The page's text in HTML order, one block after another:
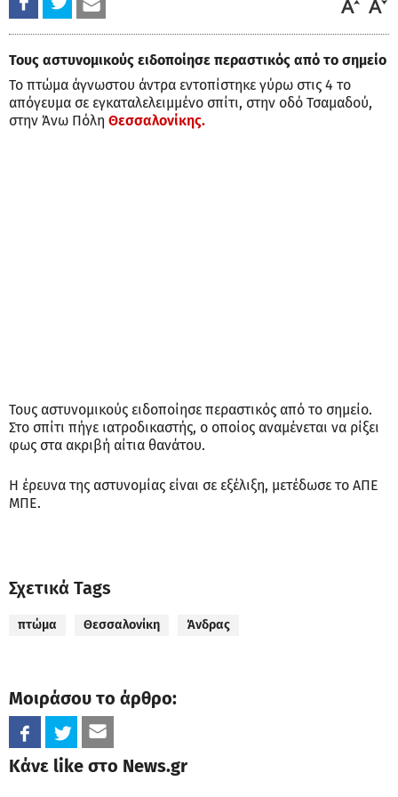
Τους αστυνομικούς ειδοποίησε περαστικός από το σημείο
Το πτώμα άγνωστου άντρα εντοπίστηκε γύρω στις 4 το
απόγευμα σε εγκαταλελειμμένο σπίτι, στην οδό Τσαμαδού,
στην Άνω Πόλη Θεσσαλονίκης.
Τους αστυνομικούς ειδοποίησε περαστικός από το σημείο.
Στο σπίτι πήγε ιατροδικαστής, ο οποίος αναμένεται να ρίξει
φως στα ακριβή αίτια θανάτου.
Η έρευνα της αστυνομίας είναι σε εξέλιξη, μετέδωσε το ΑΠΕ
ΜΠΕ.
Σχετικά Tags
πτώμα Θεσσαλονίκη Άνδρας
Μοιράσου το άρθρο:
Κάνε like στο News.gr